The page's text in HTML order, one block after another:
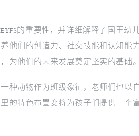
的重要性，并详细解释了国王
他们的创造力、社交技能和认知能
为他们的未来发展奠定坚实的基础。
种动物作为班级象征，老师们也以
的特色布置变将为孩子们提供一个